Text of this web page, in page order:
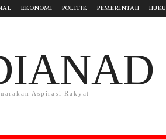
EKONOMI POLITIK PEMERINTAH
Aspirasi Rakyat